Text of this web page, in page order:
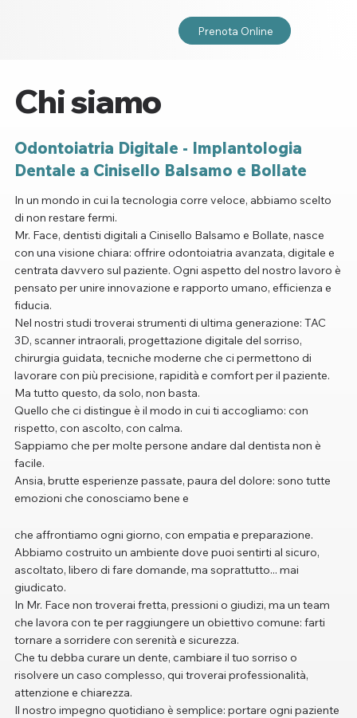
Prenota Online
Chi siamo
Odontoiatria Digitale - Implantologia
Dentale a Cinisello Balsamo e Bollate
In un mondo in cui la tecnologia corre veloce, abbiamo scelto
di non restare fermi.
Mr. Face, dentisti digitali a Cinisello Balsamo e Bollate, nasce
con una visione chiara: offrire odontoiatria avanzata, digitale e
centrata davvero sul paziente. Ogni aspetto del nostro lavoro è
pensato per unire innovazione e rapporto umano, efficienza e
fiducia.
Nel nostri studi troverai strumenti di ultima generazione: TAC
3D, scanner intraorali, progettazione digitale del sorriso,
chirurgia guidata, tecniche moderne che ci permettono di
lavorare con più precisione, rapidità e comfort per il paziente.
Ma tutto questo, da solo, non basta.
Quello che ci distingue è il modo in cui ti accogliamo: con
rispetto, con ascolto, con calma.
Sappiamo che per molte persone andare dal dentista non è
facile.
Ansia, brutte esperienze passate, paura del dolore: sono tutte
emozioni che conosciamo bene e
che affrontiamo ogni giorno, con empatia e preparazione.
Abbiamo costruito un ambiente dove puoi sentirti al sicuro,
ascoltato, libero di fare domande, ma soprattutto... mai
giudicato.
In Mr. Face non troverai fretta, pressioni o giudizi, ma un team
che lavora con te per raggiungere un obiettivo comune: farti
tornare a sorridere con serenità e sicurezza.
Che tu debba curare un dente, cambiare il tuo sorriso o
risolvere un caso complesso, qui troverai professionalità,
attenzione e chiarezza.
Il nostro impegno quotidiano è semplice: portare ogni paziente